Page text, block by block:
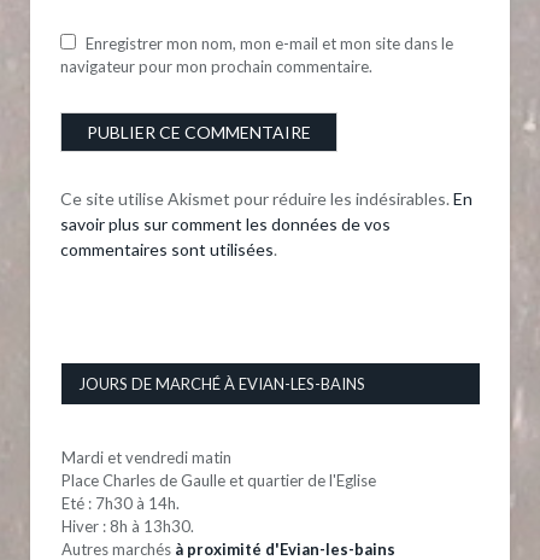
Enregistrer mon nom, mon e-mail et mon site dans le
navigateur pour mon prochain commentaire.
Ce site utilise Akismet pour réduire les indésirables. En
savoir plus sur comment les données de vos
commentaires sont utilisées.
JOURS DE MARCHÉ À EVIAN-LES-BAINS
Mardi et vendredi matin
Place Charles de Gaulle et quartier de l'Eglise
Eté : 7h30 à 14h.
Hiver : 8h à 13h30.
Autres marchés à proximité d'Evian-les-bains